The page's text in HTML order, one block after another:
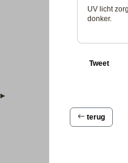
UV licht
donker.
Tweet
terug